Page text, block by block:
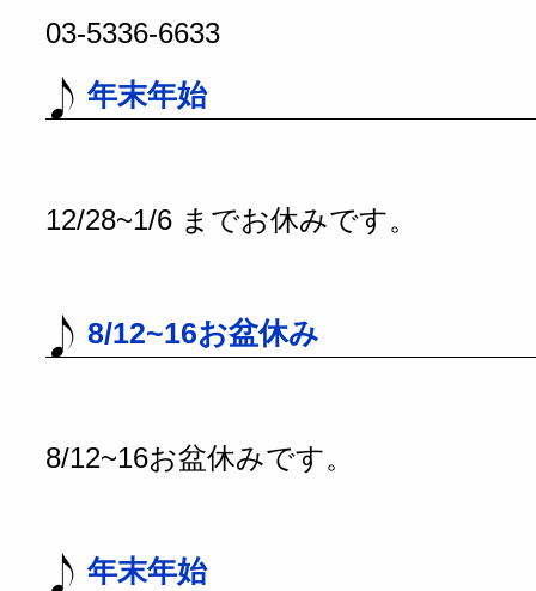
03-5336-6633
年末年始
12/28~1/6 までお休みです。
8/12~16お盆休み
8/12~16お盆休みです。
年末年始